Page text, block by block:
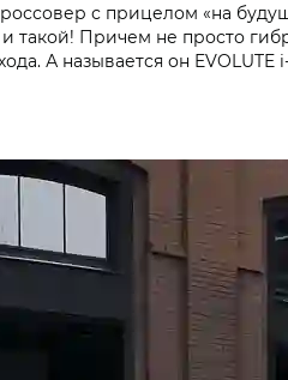
с прицелом «на
такой! Причем не просто
А называется он